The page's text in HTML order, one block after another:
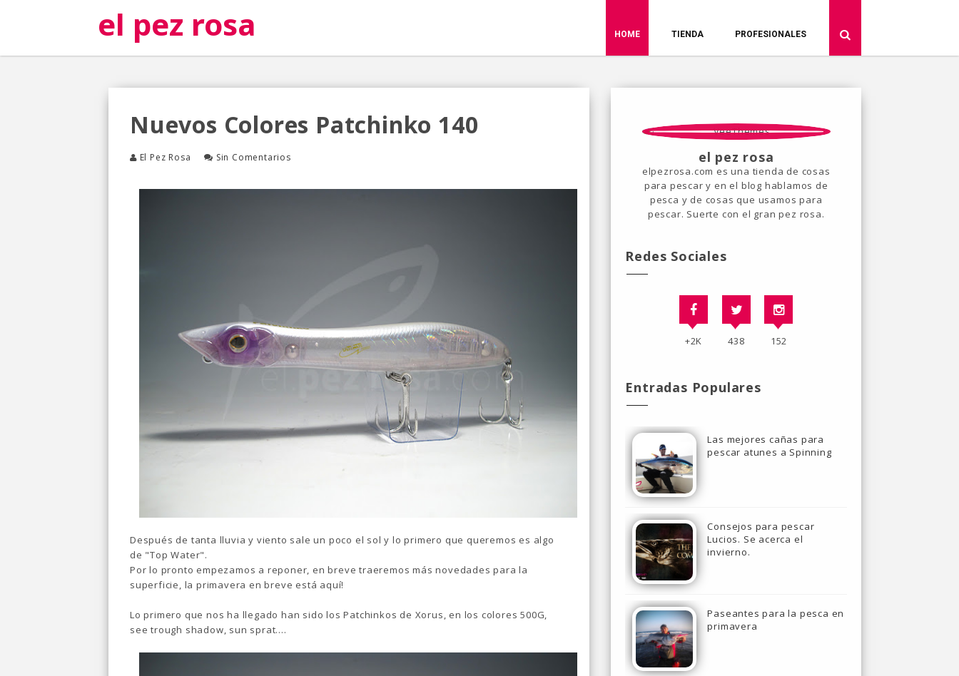
el pez rosa HOME TIENDA PROFESIONALES
Nuevos Colores Patchinko 140
El Pez Rosa Sin Comentarios
Después de tanta lluvia y viento sale un poco el sol y lo primero que queremos es algo
de "Top Water".
Por lo pronto empezamos a reponer, en breve traeremos más novedades para la
superficie, la primavera en breve está aquí!
Lo primero que nos ha llegado han sido los Patchinkos de Xorus, en los colores 500G,
see trough shadow, sun sprat....
el pez rosa
elpezrosa.com es una tienda de cosas
para pescar y en el blog hablamos de
pesca y de cosas que usamos para
pescar. Suerte con el gran pez rosa.
Redes Sociales
+2K 438 152
Entradas Populares
Las mejores cañas para
pescar atunes a Spinning
Consejos para pescar
Lucios. Se acerca el
invierno.
Paseantes para la pesca en
primavera